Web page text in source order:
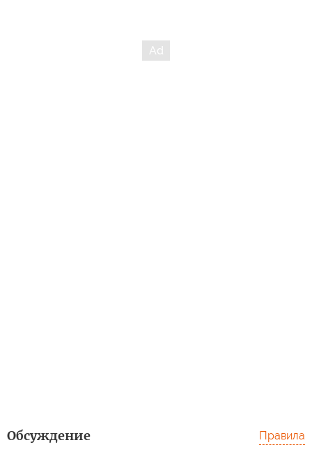
Обсуждение Правила